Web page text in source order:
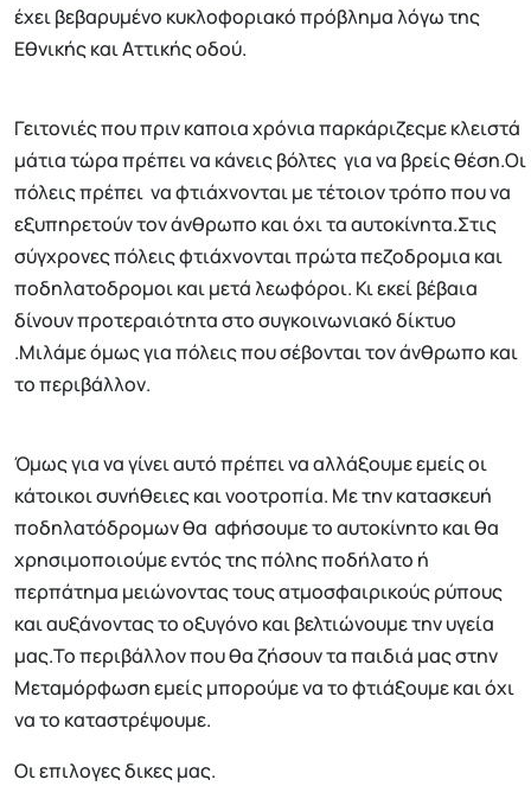
έχει βεβαρυμένο κυκλοφοριακό πρόβλημα λόγω της
Εθνικής και Αττικής οδού.
Γειτονιές που πριν καποια χρόνια παρκάριζεςμε κλειστά
μάτια τώρα πρέπει να κάνεις βόλτες για να βρείς θέση.Οι
πόλεις πρέπει να φτιάχνονται με τέτοιον τρόπο που να
εξυπηρετούν τον άνθρωπο και όχι τα αυτοκίνητα.Στις
σύγχρονες πόλεις φτιάχνονται πρώτα πεζοδρομια και
ποδηλατοδρομοι και μετά λεωφόροι. Κι εκεί βέβαια
δίνουν προτεραιότητα στο συγκοινωνιακό δίκτυο
.Μιλάμε όμως για πόλεις που σέβονται τον άνθρωπο και
το περιβάλλον.
Όμως για να γίνει αυτό πρέπει να αλλάξουμε εμείς οι
κάτοικοι συνήθειες και νοοτροπία. Με την κατασκευή
ποδηλατόδρομων θα αφήσουμε το αυτοκίνητο και θα
χρησιμοποιούμε εντός της πόλης ποδήλατο ή
περπάτημα μειώνοντας τους ατμοσφαιρικούς ρύπους
και αυξάνοντας το οξυγόνο και βελτιώνουμε την υγεία
μας.Το περιβάλλον που θα ζήσουν τα παιδιά μας στην
Μεταμόρφωση εμείς μπορούμε να το φτιάξουμε και όχι
να το καταστρέψουμε.
Οι επιλογες δικες μας.